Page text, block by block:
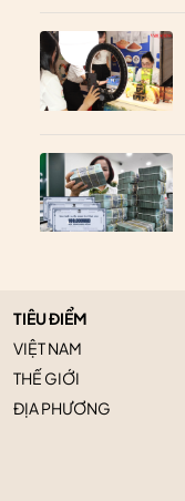
TIÊU ĐIỂM
VIỆT NAM
THẾ GIỚI
ĐỊA PHƯƠNG